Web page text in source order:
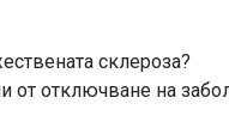
склероза?
от отключване на